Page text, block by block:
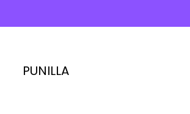
PUNILLA